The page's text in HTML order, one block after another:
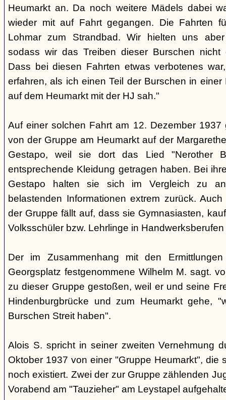
Heumarkt an. Da noch weitere Mädels dabei
wieder mit auf Fahrt gegangen. Die Fahrten
Lohmar zum Strandbad. Wir hielten uns
sodass wir das Treiben dieser Burschen nicht
Dass bei diesen Fahrten etwas verbotenes
erfahren, als ich einen Teil der Burschen in
auf dem Heumarkt mit der HJ sah."
Auf einer solchen Fahrt am 12. Dezember 1937
von der Gruppe am Heumarkt auf der
Gestapo, weil sie dort das Lied "Nerother
entsprechende Kleidung getragen haben. Bei
Gestapo halten sie sich im Vergleich zu
belastenden Informationen extrem zurück.
der Gruppe fällt auf, dass sie Gymnasiasten,
Volksschüler bzw. Lehrlinge in
Der im Zusammenhang mit den
Georgsplatz festgenommene Wilhelm M. sagt.
zu dieser Gruppe gestoßen, weil er und seine
Hindenburgbrücke und zum Heumarkt gehe,
Burschen Streit haben".
Alois S. spricht in seiner zweiten Vernehmung
Oktober 1937 von einer "Gruppe Heumarkt", die
noch existiert. Zwei der zur Gruppe zählenden
Vorabend am "Tauzieher" am Leystapel